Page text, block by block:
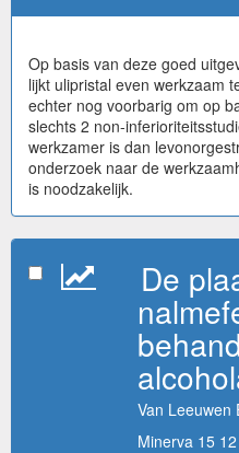
Op basis van deze goed
lijkt ulipristal even werkzaam
echter nog voorbarig om op
slechts 2 non-
werkzamer is dan
onderzoek naar de
is noodzakelijk.
De
Van Leeuwen
Minerva 15